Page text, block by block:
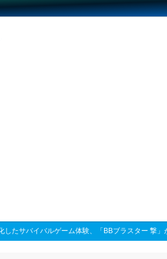
したサバイバルゲーム体験、「BBブラスター 撃」